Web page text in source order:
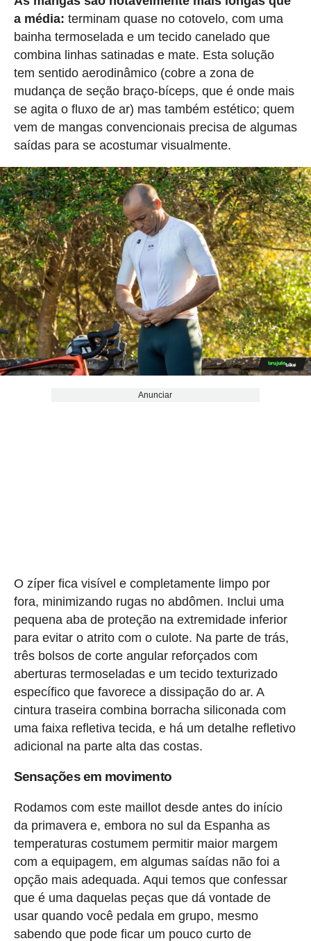
a média: terminam quase no cotovelo, com uma
bainha termoselada e um tecido canelado que
combina linhas satinadas e mate. Esta solução
tem sentido aerodinâmico (cobre a zona de
mudança de seção braço-bíceps, que é onde mais
se agita o fluxo de ar) mas também estético; quem
vem de mangas convencionais precisa de algumas
saídas para se acostumar visualmente.
Anunciar
O zíper fica visível e completamente limpo por
fora, minimizando rugas no abdômen. Inclui uma
pequena aba de proteção na extremidade inferior
para evitar o atrito com o culote. Na parte de trás,
três bolsos de corte angular reforçados com
aberturas termoseladas e um tecido texturizado
específico que favorece a dissipação do ar. A
cintura traseira combina borracha siliconada com
uma faixa refletiva tecida, e há um detalhe refletivo
adicional na parte alta das costas.
Sensações em movimento
Rodamos com este maillot desde antes do início
da primavera e, embora no sul da Espanha as
temperaturas costumem permitir maior margem
com a equipagem, em algumas saídas não foi a
opção mais adequada. Aqui temos que confessar
que é uma daquelas peças que dá vontade de
usar quando você pedala em grupo, mesmo
sabendo que pode ficar um pouco curto de